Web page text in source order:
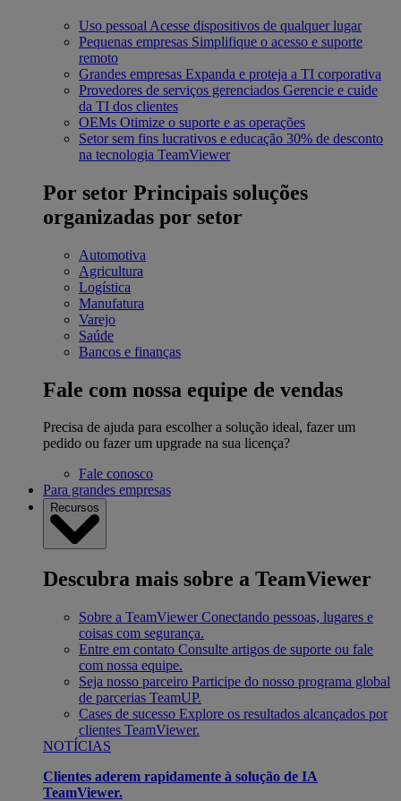
Uso pessoal Acesse dispositivos de qualquer lugar
Pequenas empresas Simplifique o acesso e suporte
remoto
Grandes empresas Expanda e proteja a TI corporativa
Provedores de serviços gerenciados Gerencie e cuide
da TI dos clientes
OEMs Otimize o suporte e as operações
Setor sem fins lucrativos e educação 30% de desconto
na tecnologia TeamViewer
Por setor Principais soluções
organizadas por setor
Automotiva
Agricultura
Logística
Manufatura
Varejo
Saúde
Bancos e finanças
Fale com nossa equipe de vendas
Precisa de ajuda para escolher a solução ideal, fazer um
pedido ou fazer um upgrade na sua licença?
Fale conosco
Para grandes empresas
Recursos
Descubra mais sobre a TeamViewer
Sobre a TeamViewer Conectando pessoas, lugares e
coisas com segurança.
Entre em contato Consulte artigos de suporte ou fale
com nossa equipe.
Seja nosso parceiro Participe do nosso programa global
de parcerias TeamUP.
Cases de sucesso Explore os resultados alcançados por
clientes TeamViewer.
NOTÍCIAS
Clientes aderem rapidamente à solução de IA
TeamViewer.